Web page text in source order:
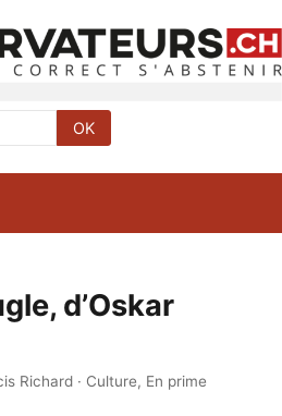
OK
d’Oskar
Richard· Culture, En prime